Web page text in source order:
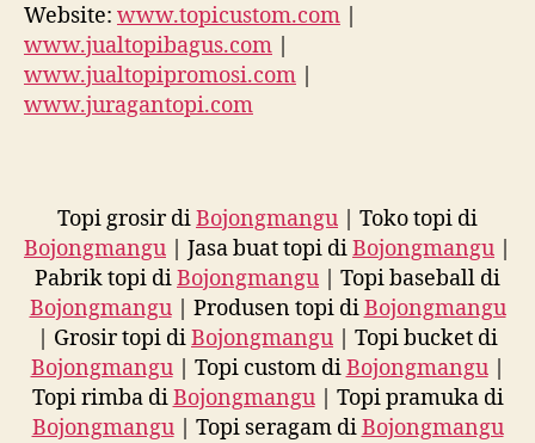
Website: www.topicustom.com |
www.jualtopibagus.com |
www.jualtopipromosi.com |
www.juragantopi.com
Topi grosir diBojongmangu | Toko topi di
Bojongmangu | Jasa buat topi diBojongmangu |
Pabrik topi diBojongmangu | Topi baseball di
Bojongmangu| Produsen topi diBojongmangu
| Grosir topi diBojongmangu | Topi bucket di
Bojongmangu| Topi custom diBojongmangu|
Topi rimba diBojongmangu| Topi pramuka di
Bojongmangu| Topi seragam diBojongmangu